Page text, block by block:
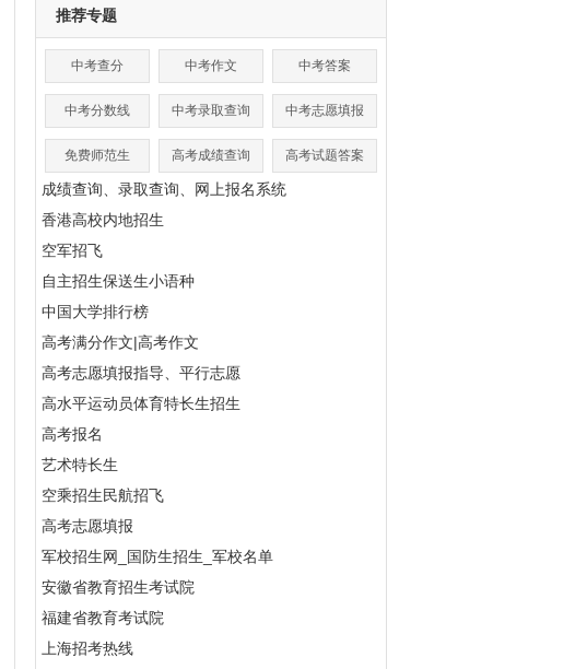
推荐专题
中考查分 中考作文 中考答案
中考分数线 中考录取查询 中考志愿填报
免费师范生 高考成绩查询 高考试题答案
成绩查询、录取查询、网上报名系统
香港高校内地招生
空军招飞
自主招生保送生小语种
中国大学排行榜
高考满分作文|高考作文
高考志愿填报指导、平行志愿
高水平运动员体育特长生招生
高考报名
艺术特长生
空乘招生民航招飞
高考志愿填报
军校招生网_国防生招生_军校名单
安徽省教育招生考试院
福建省教育考试院
上海招考热线